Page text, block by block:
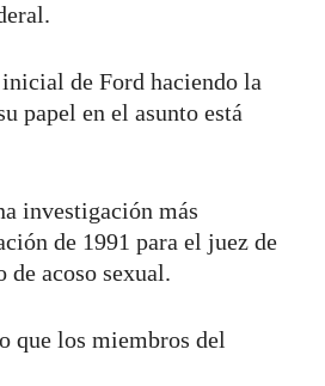
de Ford haciendo la
papel en el asunto está
investigación más
de 1991 para el juez de
de acoso sexual.
que los miembros del